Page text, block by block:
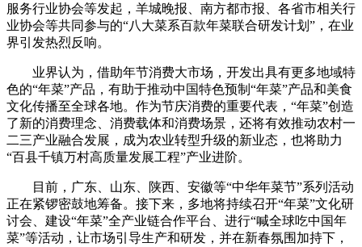
服务行业协会等发起，羊城晚报、南方都市报、各省市相关行
业协会等共同参与的“八大菜系百款年菜联合研发计划”，在业
界引发热烈反响。
业界认为，借助年节消费大市场，开发出具有更多地域特
色的“年菜”产品，有助于推动中国特色预制“年菜”产品和美食
文化传播至全球各地。作为节庆消费的重要代表，“年菜”创造
了新的消费理念、消费载体和消费场景，还将有效推动农村一
二三产业融合发展，成为农业转型升级的新业态，也将助力
“百县千镇万村高质量发展工程”产业进阶。
目前，广东、山东、陕西、安徽等“中华年菜节”系列活动
正在紧锣密鼓地筹备。接下来，多地将持续召开“年菜”文化研
讨会、建设“年菜”全产业链合作平台、进行“喊全球吃中国年
菜”等活动，让市场引导生产和研发，并在新春氛围加持下，